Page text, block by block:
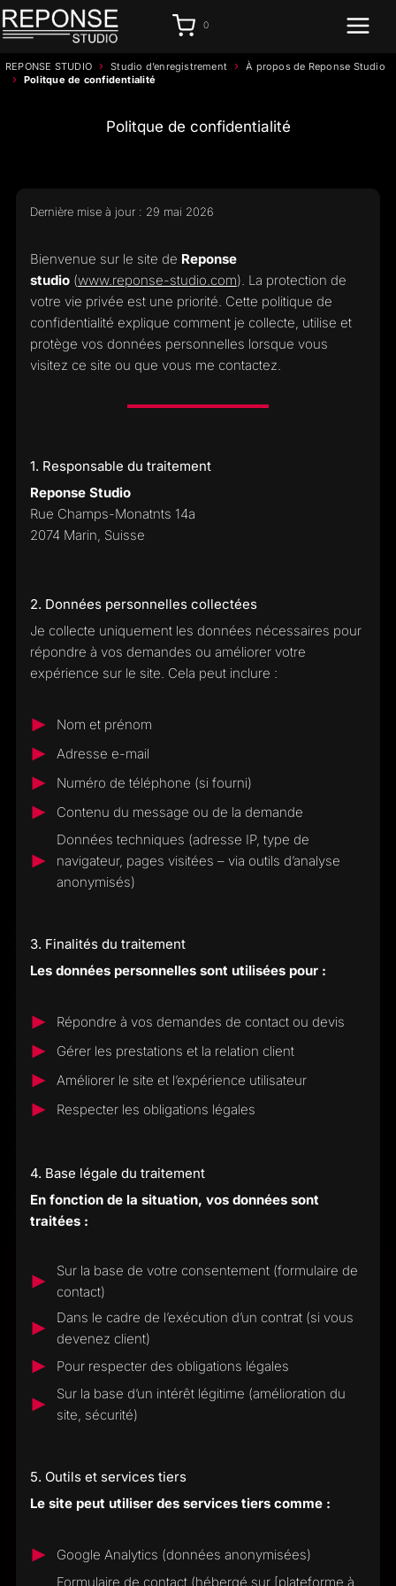
Aller
au
0
REPONSE STUDIO › Studio d’enregistrement › À propos de Reponse Studio
› Politque de confidentialité
Politque de confidentialité
Dernière mise à jour : 29 mai 2026
Bienvenue sur le site de Reponse
studio(www.reponse-studio.com). La protection de
votre vie privée est une priorité. Cette politique de
confidentialité explique comment je collecte, utilise et
protège vos données personnelles lorsque vous
visitez ce site ou que vous me contactez.
1. Responsable du traitement
Reponse Studio
Rue Champs-Monatnts 14a
2074 Marin, Suisse
2. Données personnelles collectées
Je collecte uniquement les données nécessaires pour
répondre à vos demandes ou améliorer votre
expérience sur le site. Cela peut inclure :
Nom et prénom
Adresse e-mail
Numéro de téléphone (si fourni)
Contenu du message ou de la demande
Données techniques (adresse IP, type de
navigateur, pages visitées – via outils d’analyse
anonymisés)
3. Finalités du traitement
Les données personnelles sont utilisées pour :
Répondre à vos demandes de contact ou devis
Gérer les prestations et la relation client
Améliorer le site et l’expérience utilisateur
Respecter les obligations légales
4. Base légale du traitement
En fonction de la situation, vos données sont
traitées :
Sur la base de votre consentement (formulaire de
contact)
Dans le cadre de l’exécution d’un contrat (si vous
devenez client)
Pour respecter des obligations légales
Sur la base d’un intérêt légitime (amélioration du
site, sécurité)
5. Outils et services tiers
Le site peut utiliser des services tiers comme :
Google Analytics (données anonymisées)
Formulaire de contact (hébergé sur [plateforme à